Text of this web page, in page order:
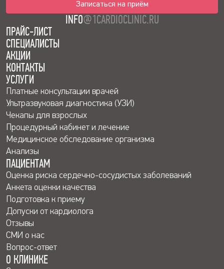
INFO@1CARDIOCLINIC.RU
Записаться на приём
ПРАЙС-ЛИСТ
СПЕЦИАЛИСТЫ
АКЦИИ
КОНТАКТЫ
УСЛУГИ
Платные консультации врачей
Ультразвуковая диагностика (УЗИ)
Чекапы для взрослых
Процедурный кабинет и лечение
Медицинское обследование организма
Анализы
ПАЦИЕНТАМ
Оценка риска сердечно-сосудистых заболеваний
Анкета оценки качества
Подготовка к приему
Допуски от кардиолога
Отзывы
СМИ о нас
Вопрос-ответ
О КЛИНИКЕ